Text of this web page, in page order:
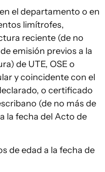
el departamento o en
limítrofes,
reciente (de no
emisión previos a la
de UTE, OSE o
y coincidente con el
o certificado
(de no más de
la fecha del Acto de
de edad a la fecha de